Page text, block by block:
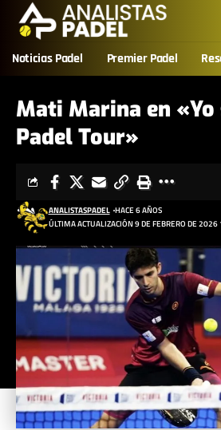
Noticias Padel Premier Padel
Mati Marina en
Padel Tour»
ÚLTIMA ACTUALIZACIÓN 9 DE FEBRERO DE
ANALISTASPADEL HACE 6 AÑOS